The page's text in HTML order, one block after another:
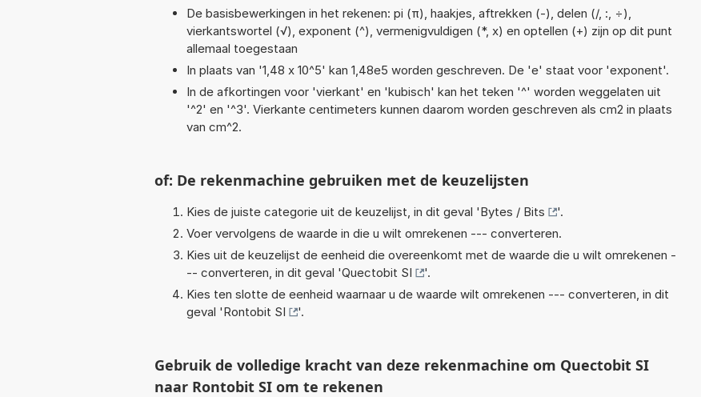
De basisbewerkingen in het rekenen: pi (π), haakjes, aftrekken (-), delen (/, :, ÷),
vierkantswortel (√), exponent (^), vermenigvuldigen (*, x) en optellen (+) zijn op dit punt
allemaal toegestaan
In plaats van '1,48 x 10^5' kan 1,48e5 worden geschreven. De 'e' staat voor 'exponent'.
In de afkortingen voor 'vierkant' en 'kubisch' kan het teken '^' worden weggelaten uit
'^2' en '^3'. Vierkante centimeters kunnen daarom worden geschreven als cm2 in plaats
van cm^2.
of: De rekenmachine gebruiken met de keuzelijsten
Kies de juiste categorie uit de keuzelijst, in dit geval 'Bytes / Bits
'.
Voer vervolgens de waarde in die u wilt omrekenen --- converteren.
Kies uit de keuzelijst de eenheid die overeenkomt met de waarde die u wilt omrekenen -
-- converteren, in dit geval 'Quectobit SI
'.
Kies ten slotte de eenheid waarnaar u de waarde wilt omrekenen --- converteren, in dit
geval 'Rontobit SI '.
Gebruik de volledige kracht van deze rekenmachine om Quectobit SI
naar Rontobit SI om te rekenen